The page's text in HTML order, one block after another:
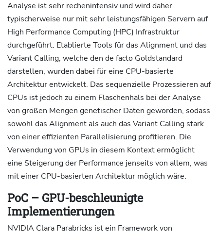
Analyse ist sehr rechenintensiv und wird daher
typischerweise nur mit sehr leistungsfähigen Servern auf
High Performance Computing (HPC) Infrastruktur
durchgeführt. Etablierte Tools für das Alignment und das
Variant Calling, welche den de facto Goldstandard
darstellen, wurden dabei für eine CPU-basierte
Architektur entwickelt. Das sequenzielle Prozessieren auf
CPUs ist jedoch zu einem Flaschenhals bei der Analyse
von großen Mengen genetischer Daten geworden, sodass
sowohl das Alignment als auch das Variant Calling stark
von einer effizienten Parallelisierung profitieren. Die
Verwendung von GPUs in diesem Kontext ermöglicht
eine Steigerung der Performance jenseits von allem, was
mit einer CPU-basierten Architektur möglich wäre.
PoC – GPU-beschleunigte
Implementierungen
NVIDIA Clara Parabricks ist ein Framework von